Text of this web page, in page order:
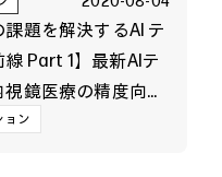
課題を解決するAI テ
Part 1】最新AIテ
視鏡医療の精度向
読影負荷などの課題
ョン